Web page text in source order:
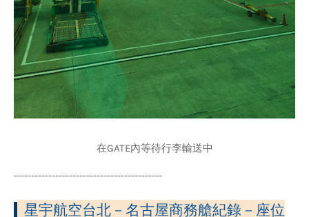
在GATE內等待行李輸送中
-------------------------------------------
星宇航空台北－名古屋商務艙紀錄 －座位